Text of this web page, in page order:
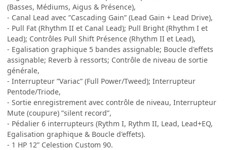
(Basses, Médiums, Aigus & Présence),
- Canal Lead avec ”Cascading Gain” (Lead Gain + Lead Drive),
- Pull Fat (Rhythm II et Canal Lead); Pull Bright (Rhythm I et
Lead); Contrôles Pull Shift Présence (Rhythm II et Lead),
- Egalisation graphique 5 bandes assignable; Boucle d'effets
assignable; Reverb à ressorts; Contrôle de niveau de sortie
générale,
- Interrupteur ”Variac” (Full Power/Tweed); Interrupteur
Pentode/Triode,
- Sortie enregistrement avec contrôle de niveau, Interrupteur
Mute (coupure) ”silent record”,
- Pédalier 6 interrupteurs (Rythm I, Rythm II, Lead, Lead+EQ,
Egalisation graphique & Boucle d'effets).
- 1 HP 12” Celestion Custom 90.